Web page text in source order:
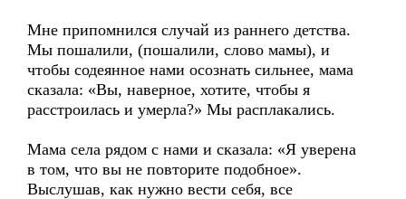
Мне припомнился случай из раннего детства.
Мы пошалили, (пошалили, слово мамы), и
чтобы содеянное нами осознать сильнее, мама
сказала: «Вы, наверное, хотите, чтобы я
расстроилась и умерла?» Мы расплакались.
Мама села рядом с нами и сказала: «Я уверена
в том, что вы не повторите подобное».
Выслушав, как нужно вести себя, все